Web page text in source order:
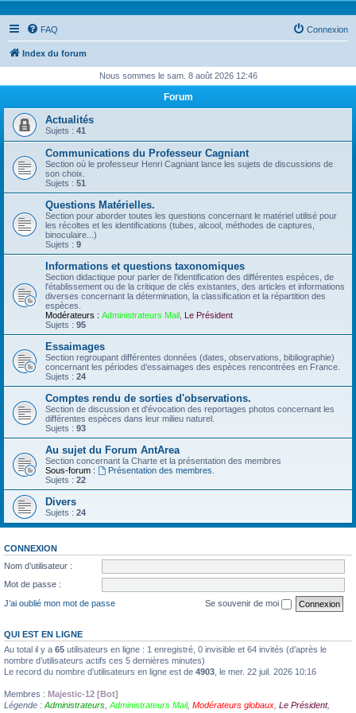
FAQ Connexion
Index du forum
Nous sommes le sam. 8 août 2026 12:46
Forum
Actualités
Sujets : 41
Communications du Professeur Cagniant
Section où le professeur Henri Cagniant lance les sujets de discussions de
son choix.
Sujets : 51
Questions Matérielles.
Section pour aborder toutes les questions concernant le matériel utilisé pour
les récoltes et les identifications (tubes, alcool, méthodes de captures,
binoculaire...)
Sujets : 9
Informations et questions taxonomiques
Section didactique pour parler de l'identification des différentes espèces, de
l'établissement ou de la critique de clés existantes, des articles et informations
diverses concernant la détermination, la classification et la répartition des
espèces.
Modérateurs : Administrateurs Mail Le Président
Sujets : 95
Essaimages
Section regroupant différentes données (dates, observations, bibliographie)
concernant les périodes d’essaimages des espèces rencontrées en France.
Sujets : 24
Comptes rendu de sorties d'observations.
Section de discussion et d'évocation des reportages photos concernant les
différentes espèces dans leur milieu naturel.
Sujets : 93
Au sujet du Forum AntArea
Section concernant la Charte et la présentation des membres
Sous-forum :
Présentation des membres.
Sujets : 22
Divers
Sujets : 24
CONNEXION
Nom d’utilisateur :
Mot de passe :
J’ai oublié mon mot de passe
Se souvenir de moi
QUI EST EN LIGNE
Au total il y a 65 utilisateurs en ligne : 1 enregistré, 0 invisible et 64 invités (d’après le
nombre d’utilisateurs actifs ces 5 dernières minutes)
Le record du nombre d’utilisateurs en ligne est de 4903 , le mer. 22 juil. 2026 10:16
Membres : Majestic-12 [Bot]
Légende : Administrateurs Administrateurs Mail, Modérateurs globaux Le Président,